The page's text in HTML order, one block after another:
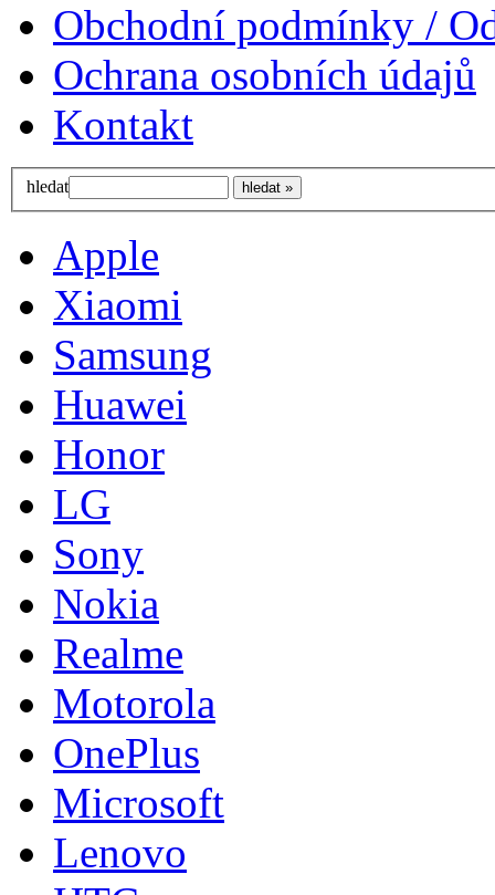
Obchodní podmínky /
Ochrana osobních údajů
Kontakt
hledat
Apple
Xiaomi
Samsung
Huawei
Honor
LG
Sony
Nokia
Realme
Motorola
OnePlus
Microsoft
Lenovo